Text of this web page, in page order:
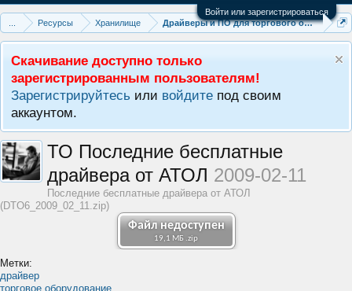
Войти или зарегистрироваться
Ресурсы Хранилище Драйверы и ПО для торгового
Скачивание доступно только
зарегистрированным пользователям!
Зарегистрируйтесь или войдите под своим
аккаунтом.
Файл недоступен
19,1 МБ .zip
ТО Последние бесплатные
драйвера от АТОЛ 2009-02-11
Последние бесплатные драйвера от АТОЛ
(DTO6_2009_02_11.zip)
Метки:
драйвер
торговое оборудование